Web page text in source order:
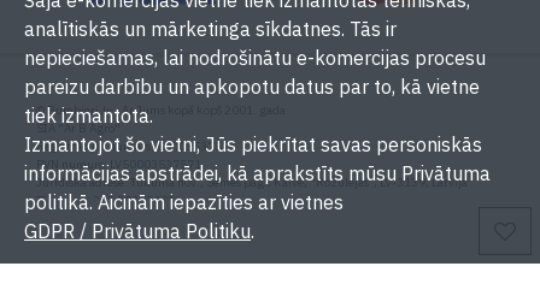
© Bumbieri.lv - Ar Jums kopā kopš 2001. gada
SIA "Ar B Agro"
Reģistrācijas numurs: 50003537571
PVN numurs: LV50003537571
Juridiskā adrese: Tukuma nov., Sēmes pag., Kaive, "Rožulejas", LV-3139, Latvija
Tālrunis: +371 29393001
analītiskās un mārketinga sīkdatnes. Tās ir
nepieciešamas, lai nodrošinātu e-komercijas procesu
pareizu darbību un apkopotu datus par to, kā vietne
tiek izmantota.
Izmantojot šo vietni, Jūs piekrītat savas personiskās
informācijas apstrādei, kā aprakstīts mūsu Privātuma
politikā. Aicinām iepazīties ar vietnes
GDPR / Privātuma Politiku.